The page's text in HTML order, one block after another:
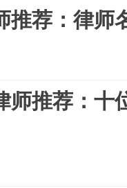
推荐：律师
师推荐：十